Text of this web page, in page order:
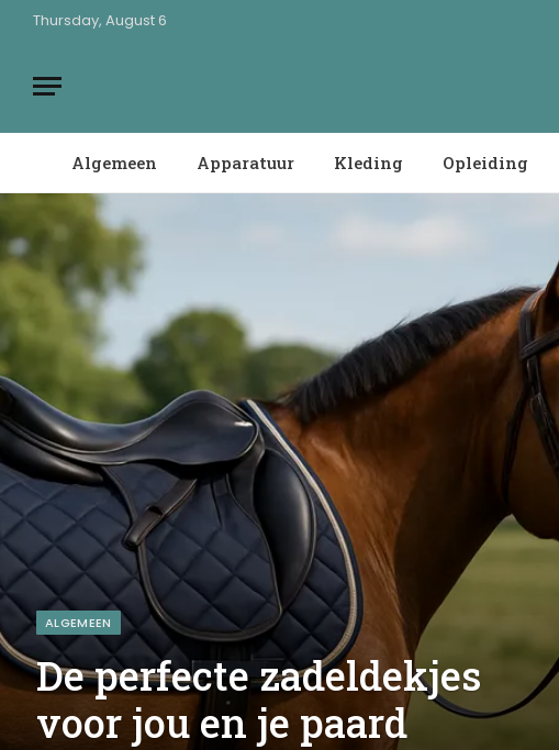
Thursday, August 6
Algemeen Apparatuur Kleding Opleiding
ALGEMEEN
De perfecte zadeldekjes
voor jou en je paard